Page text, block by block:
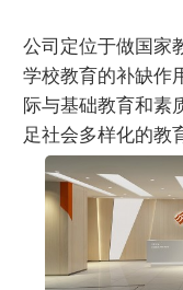
公司定位于做国家
学校教育的补缺作
际与基础教育和素
足社会多样化的教